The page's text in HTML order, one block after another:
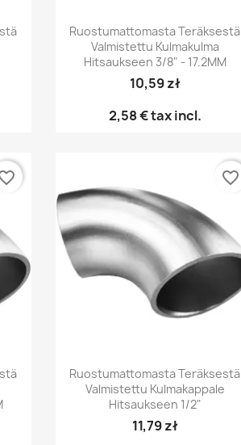
Pikakatselu
Ruostumattomasta Teräksestä
Valmistettu Kulmakulma
Hitsaukseen 3/8" - 17.2MM
10,59 zł
2,58 €tax incl.
Pikakatselu
Ruostumattomasta Teräksestä
Valmistettu Kulmakappale
Hitsaukseen 1/2"
11,79 zł
favorite_border